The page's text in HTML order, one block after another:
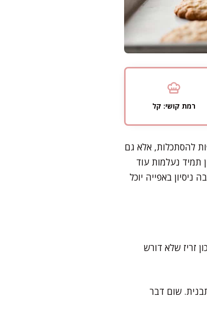
רמת קושי: קל
להסתכלות, אלא גם
תמיד נעלמות עוד
באפייה יוכל
מתכון זריז שלא דורש
שום דבר